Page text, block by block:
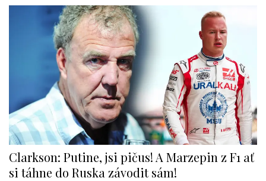
Clarkson: Putine, jsi pičus! A Marzepin z F1 ať
si táhne do Ruska závodit sám!